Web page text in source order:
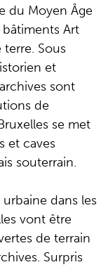
du Moyen Âge
bâtiments Art
Sous
et
sont
de
se met
et caves
souterrain.
urbaine dans les
vont être
de terrain
Surpris